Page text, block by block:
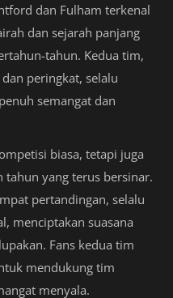
dan Fulham terkenal
dan sejarah panjang
tahun. Kedua tim,
peringkat, selalu
semangat dan
biasa, tetapi juga
yang terus bersinar.
pertandingan, selalu
menciptakan suasana
Fans kedua tim
mendukung tim
menyala.